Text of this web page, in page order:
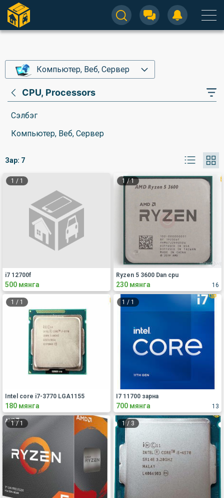
Компьютер, Веб, Сервер
CPU, Processors
Сэлбэг
Компьютер, Веб, Сервер
Зар: 7
1 / 1
i7 12700f
500 мянга
1 /1
16
Ryzen 5 3600 Dan cpu
230 мянга
1 / 1
Intel core i7-3770 LGA1155
180 мянга
1 / 1
13
I7 11700 зарна
700 мянга
1/1 1/ 3